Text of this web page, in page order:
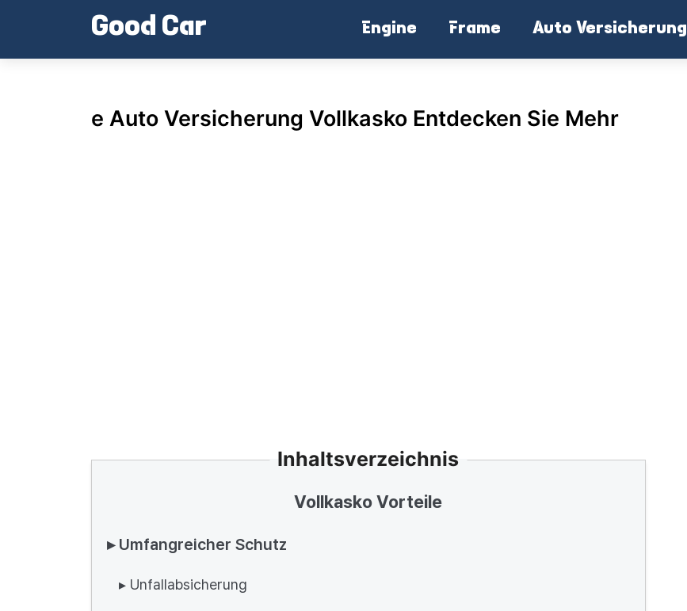
Good Car Engine Frame Auto Versicherung
e Auto Versicherung Vollkasko Entdecken Sie Mehr
Inhaltsverzeichnis
Vollkasko Vorteile
▸ Umfangreicher Schutz
▸ Unfallabsicherung